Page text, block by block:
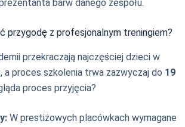
barw danego zespołu.
przygodę z profesjonalnym treningiem?
przekraczają najczęściej dzieci w
, a proces szkolenia trwa zazwyczaj do 19
proces przyjęcia?
W prestiżowych placówkach wymagane